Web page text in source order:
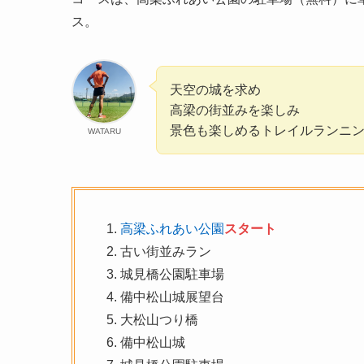
ス。
WATARU
天空の城を求め
高梁の街並みを楽しみ
景色も楽しめるトレイルランニ
高梁ふれあい公園 スタート
古い街並みラン
城見橋公園駐車場
備中松山城展望台
大松山つり橋
備中松山城